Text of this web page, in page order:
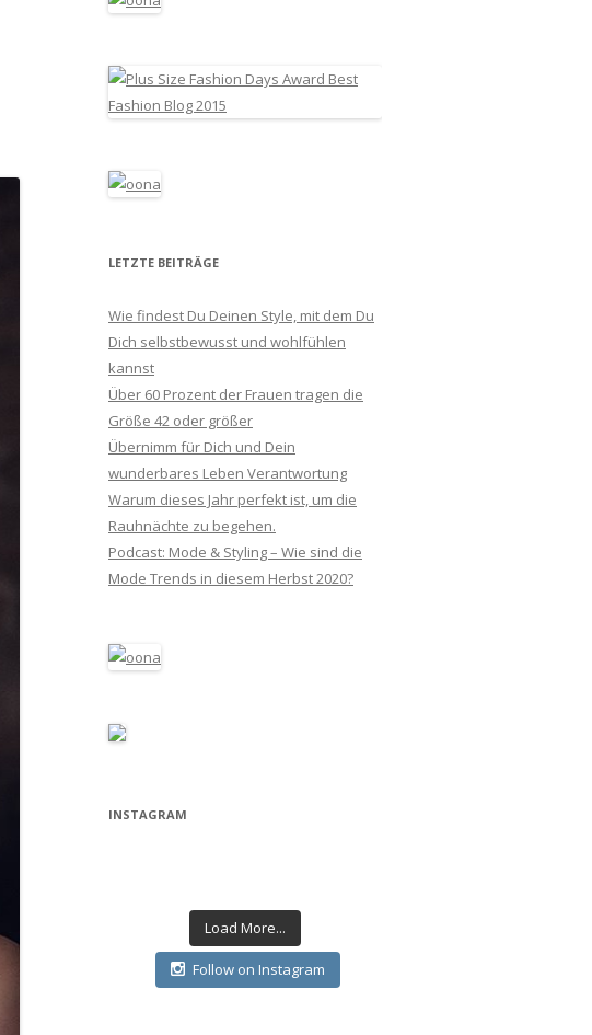
LETZTE BEITRÄGE
Wie findest Du Deinen Style, mit dem Du
Dich selbstbewusst und wohlfühlen
kannst
Über 60 Prozent der Frauen tragen die
Größe 42 oder größer
Übernimm für Dich und Dein
wunderbares Leben Verantwortung
Warum dieses Jahr perfekt ist, um die
Rauhnächte zu begehen.
Podcast: Mode & Styling – Wie sind die
Mode Trends in diesem Herbst 2020?
INSTAGRAM
Load More...
Follow on Instagram